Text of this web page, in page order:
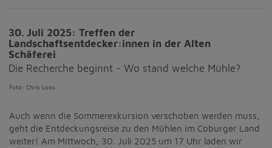
30. Juli 2025: Treffen der
Landschaftsentdecker:innen in der Alten
Schäferei
Die Recherche beginnt - Wo stand welche Mühle?
Foto: Chris Loos
Auch wenn die Sommerexkursion verschoben werden muss,
geht die Entdeckungsreise zu den Mühlen im Coburger Land
weiter! Am Mittwoch, 30. Juli 2025 um 17 Uhr laden wir